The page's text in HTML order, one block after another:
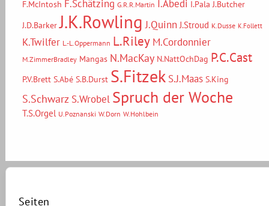
F.McIntosh F.Schätzing G.R.R.Martin I.Abedi I.Pala J.Butcher
J.D.Barker J.K.Rowling J.Quinn J.Stroud K.Dusse K.Follett
K.Twilfer L.-L.Oppermann L.Riley M.Cordonnier
M.ZimmerBradley Mangas N.MacKay N.NattOchDag P.C.Cast
P.V.Brett S.Abé S.B.Durst S.Fitzek S.J.Maas S.King
S.Schwarz S.Wrobel Spruch der Woche
T.S.Orgel U.Poznanski W.Dorn W.Hohlbein
Seiten